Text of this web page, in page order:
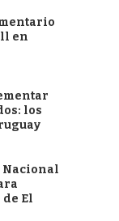
en
los
Nacional
El